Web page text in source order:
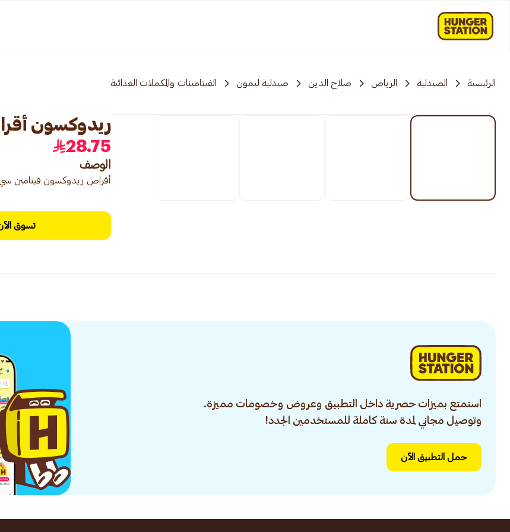
الرئيسية الصيدلية الرياض صلاح الدين صيدلية ليمون الفيتامينات والمكملات الغذائية
ريدوكسون أقراص
28.75
الوصف
أقراص ريدوكسون فيتامين سي الفوارة، عبوة من
تسوق
استمتع بميزات حصرية داخل التطبيق وعروض وخصومات مميزة.
وتوصيل مجاني لمدة سنة كاملة للمستخدمين الجدد!
حمل التطبيق الآن